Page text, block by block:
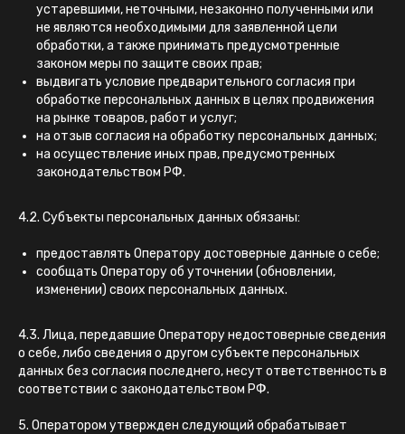
устаревшими, неточными, незаконно полученными или
не являются необходимыми для заявленной цели
обработки, а также принимать предусмотренные
законом меры по защите своих прав;
выдвигать условие предварительного согласия при
обработке персональных данных в целях продвижения
на рынке товаров, работ и услуг;
на отзыв согласия на обработку персональных данных;
на осуществление иных прав, предусмотренных
законодательством РФ.
4.2. Субъекты персональных данных обязаны:
предоставлять Оператору достоверные данные о себе;
сообщать Оператору об уточнении (обновлении,
изменении) своих персональных данных.
4.3. Лица, передавшие Оператору недостоверные сведения
о себе, либо сведения о другом субъекте персональных
данных без согласия последнего, несут ответственность в
соответствии с законодательством РФ.
5. Оператором утвержден следующий обрабатывает